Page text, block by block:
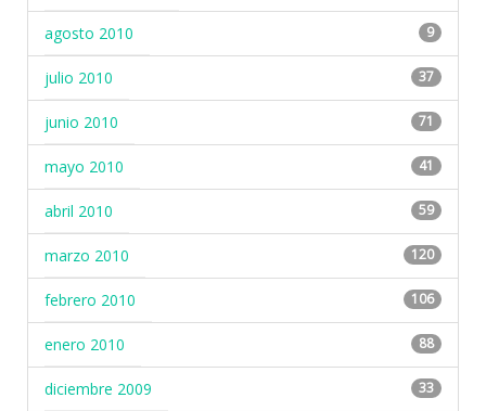
agosto 2010 9
julio 2010 37
junio 2010 71
mayo 2010 41
abril 2010 59
marzo 2010 120
febrero 2010 106
enero 2010 88
diciembre 2009 33